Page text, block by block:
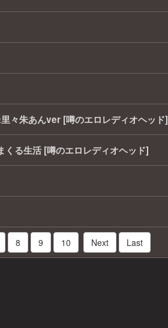
々朱あんver [噂のエロレディオヘッド]
くる生活 [噂のエロレディオヘッド]
8 9 10 Next Last